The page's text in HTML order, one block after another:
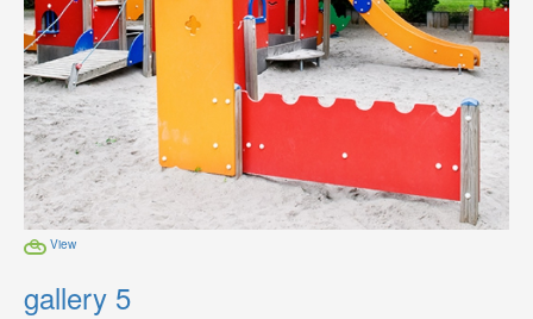
View
gallery 5